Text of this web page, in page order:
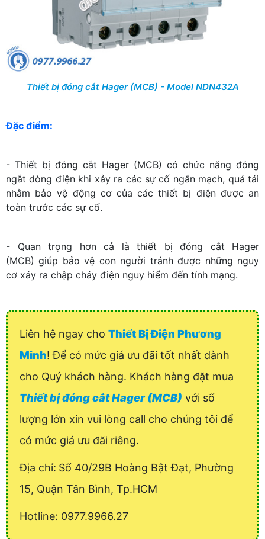
Thiết bị đóng cắt Hager (MCB) - Model NDN432A
Đặc điểm:
- Thiết bị đóng cắt Hager (MCB) có chức năng đóng
ngắt dòng điện khi xảy ra các sự cố ngắn mạch, quá tải
nhằm bảo vệ động cơ của các thiết bị điện được an
toàn trước các sự cố.
- Quan trọng hơn cả là thiết bị đóng cắt Hager
(MCB) giúp bảo vệ con người tránh được những nguy
cơ xảy ra chập cháy điện nguy hiểm đến tính mạng.
Liên hệ ngay cho Thiết Bị Điện Phương
Minh! Để có mức giá ưu đãi tốt nhất dành
cho Quý khách hàng. Khách hàng đặt mua
Thiết bị đóng cắt Hager (MCB) với số
lượng lớn xin vui lòng call cho chúng tôi để
có mức giá ưu đãi riêng.
Địa chỉ: Số 40/29B Hoàng Bật Đạt, Phường
15, Quận Tân Bình, Tp.HCM
Hotline: 0977.9966.27